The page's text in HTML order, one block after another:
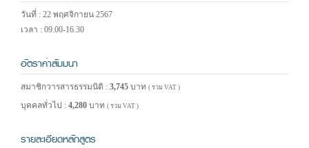
วันที่ : 22 พฤศจิกายน 2567
เวลา : 09.00-16.30
อัตราค่าสัมมนา
สมาชิกวารสารธรรมนิติ : 3,745 บาท ( รวม VAT )
บุคคลทั่วไป : 4,280 บาท ( รวม VAT )
รายละเอียดหลักสูตร